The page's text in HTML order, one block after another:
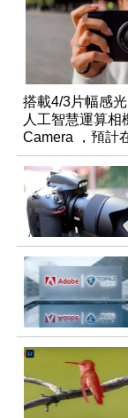
搭載4/3片幅感
人工智慧運算相
Camera ，預計
開始交貨！